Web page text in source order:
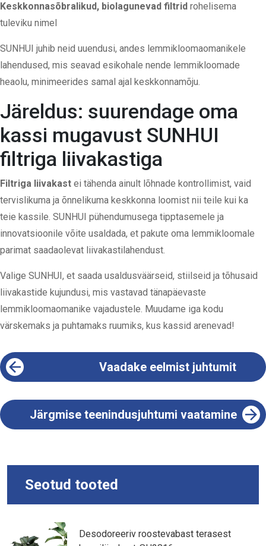
Keskkonnasõbralikud, biolagunevad filtrid rohelisema
tuleviku nimel
SUNHUI juhib neid uuendusi, andes lemmikloomaomanikele
lahendused, mis seavad esikohale nende lemmikloomade
heaolu, minimeerides samal ajal keskkonnamõju.
Järeldus: suurendage oma
kassi mugavust SUNHUI
filtriga liivakastiga
Filtriga liivakast ei tähenda ainult lõhnade kontrollimist, vaid
tervislikuma ja õnnelikuma keskkonna loomist nii teile kui ka
teie kassile. SUNHUI pühendumusega tipptasemele ja
innovatsioonile võite usaldada, et pakute oma lemmikloomale
parimat saadaolevat liivakastilahendust.
Valige SUNHUI, et saada usaldusväärseid, stiilseid ja tõhusaid
liivakastide kujundusi, mis vastavad tänapäevaste
lemmikloomaomanike vajadustele. Muudame iga kodu
värskemaks ja puhtamaks ruumiks, kus kassid arenevad!
Vaadake eelmist juhtumit
Järgmise teenindusjuhtumi vaatamine
Seotud tooted
Desodoreeriv roostevabast terasest